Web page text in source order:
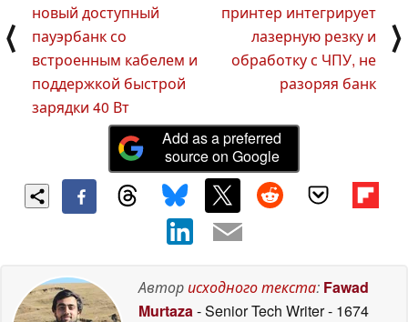
⟨
новый доступный
пауэрбанк со
встроенным кабелем и
поддержкой быстрой
зарядки 40 Вт
принтер интегрирует
лазерную резку и
обработку с ЧПУ, не
разоряя банк
⟩
Add as a preferred
source on Google
Авторисходного текста: Fawad
Murtaza- Senior Tech Writer- 1674